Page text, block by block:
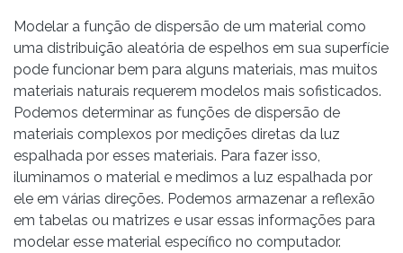
Modelar a função de dispersão de um material como
uma distribuição aleatória de espelhos em sua superfície
pode funcionar bem para alguns materiais, mas muitos
materiais naturais requerem modelos mais sofisticados.
Podemos determinar as funções de dispersão de
materiais complexos por medições diretas da luz
espalhada por esses materiais. Para fazer isso,
iluminamos o material e medimos a luz espalhada por
ele em várias direções. Podemos armazenar a reflexão
em tabelas ou matrizes e usar essas informações para
modelar esse material específico no computador.